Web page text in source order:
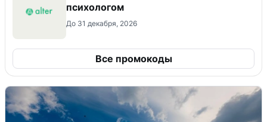
психологом
До 31 декабря, 2026
Все промокоды